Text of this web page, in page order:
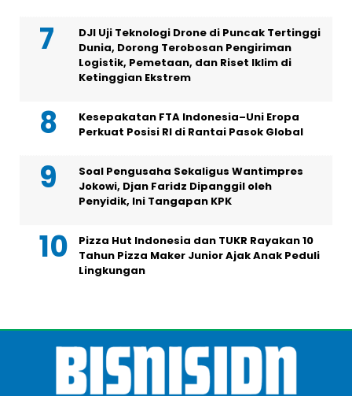
DJI Uji Teknologi Drone di Puncak Tertinggi
Dunia, Dorong Terobosan Pengiriman
Logistik, Pemetaan, dan Riset Iklim di
Ketinggian Ekstrem
Kesepakatan FTA Indonesia–Uni Eropa
Perkuat Posisi RI di Rantai Pasok Global
Soal Pengusaha Sekaligus Wantimpres
Jokowi, Djan Faridz Dipanggil oleh
Penyidik, Ini Tangapan KPK
Pizza Hut Indonesia dan TUKR Rayakan 10
Tahun Pizza Maker Junior Ajak Anak Peduli
Lingkungan